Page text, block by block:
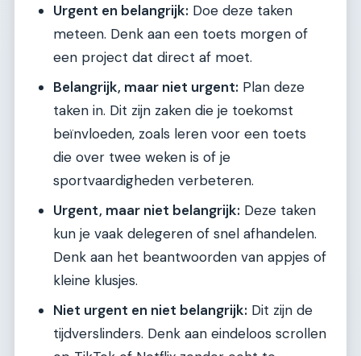
Urgent en belangrijk: Doe deze taken
meteen. Denk aan een toets morgen of
een project dat direct af moet.
Belangrijk, maar niet urgent: Plan deze
taken in. Dit zijn zaken die je toekomst
beïnvloeden, zoals leren voor een toets
die over twee weken is of je
sportvaardigheden verbeteren.
Urgent, maar niet belangrijk: Deze taken
kun je vaak delegeren of snel afhandelen.
Denk aan het beantwoorden van appjes of
kleine klusjes.
Niet urgent en niet belangrijk: Dit zijn de
tijdverslinders. Denk aan eindeloos scrollen